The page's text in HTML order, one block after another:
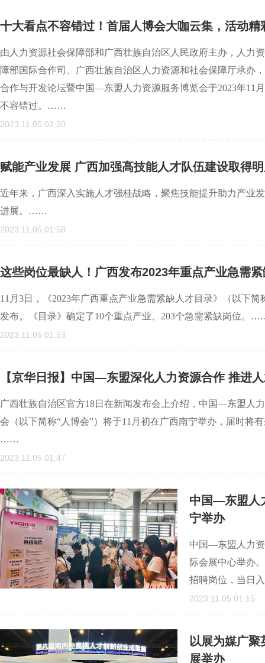
十大看点不容错过！首届人博会大咖云集，活动精
由人力资源社会保障部和广西壮族自治区人民政府主办，人力
障部国际合作司、广西壮族自治区人力资源和社会保障厅承办
合作与开发论坛暨中国—东盟人力资源服务博览会于2023年11
不容错过。……
2023.11.05 02:20
赋能产业发展 广西加强高技能人才队伍建设取得
近年来，广西深入实施人才强桂战略，聚焦技能提升助力产业
进展。……
2023.11.05 01:58
这些岗位最缺人！广西发布2023年重点产业急需
11月3日，《2023年广西重点产业急需紧缺人才目录》（以下
发布。《目录》确定了10个重点产业、203个急需紧缺岗位。
2023.11.05 01:53
【京华日报】中国—东盟深化人力资源合作 推进
广西壮族自治区官方18日在新闻发布会上介绍，中国—东盟人
会（以下简称“人博会”）将于11月初在广西南宁举办，届时将
……
2023.11.05 01:47
中国—东盟人
宁举办
中国—东盟人力
际会展中心举办
招聘岗位，当日
2023.11.05 01:15
以展为媒广
展举办